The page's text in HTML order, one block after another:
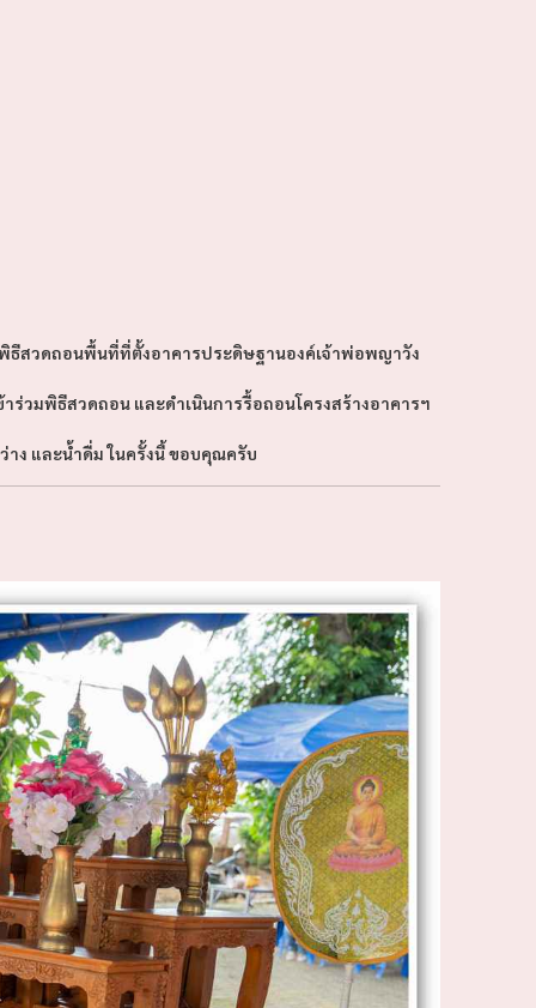
ธีสวดถอนพื้นที่ที่ตั้งอาคารประดิษฐานองค์เจ้าพ่อพญาวัง
วมพิธีสวดถอน และดำเนินการรื้อถอนโครงสร้างอาคารฯ
ง และน้ำดื่ม ในครั้งนี้ ขอบคุณครับ